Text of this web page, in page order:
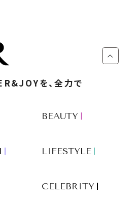
を、全力で
BEAUTY
LIFESTYLE
CELEBRITY